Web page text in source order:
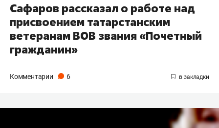
Сафаров рассказал о работе над
присвоением татарстанским
ветеранам ВОВ звания «Почетный
гражданин»
Комментарии 6